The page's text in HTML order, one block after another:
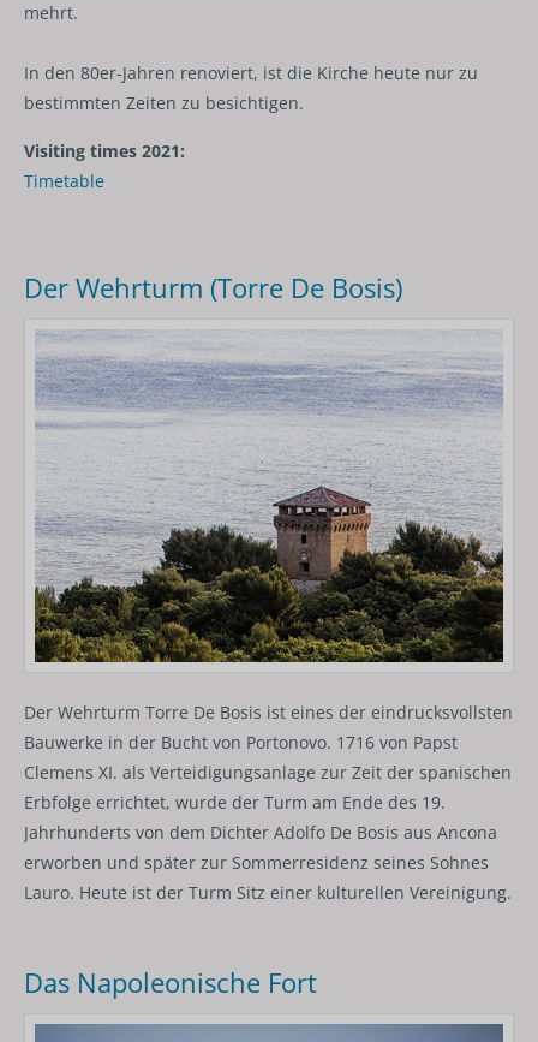
mehrt.
In den 80er-Jahren renoviert, ist die Kirche heute nur zu
bestimmten Zeiten zu besichtigen.
Visiting times 2021:
Timetable
Der Wehrturm (Torre De Bosis)
Der Wehrturm Torre De Bosis ist eines der eindrucksvollsten
Bauwerke in der Bucht von Portonovo. 1716 von Papst
Clemens XI. als Verteidigungsanlage zur Zeit der spanischen
Erbfolge errichtet, wurde der Turm am Ende des 19.
Jahrhunderts von dem Dichter Adolfo De Bosis aus Ancona
erworben und später zur Sommerresidenz seines Sohnes
Lauro. Heute ist der Turm Sitz einer kulturellen Vereinigung.
Das Napoleonische Fort